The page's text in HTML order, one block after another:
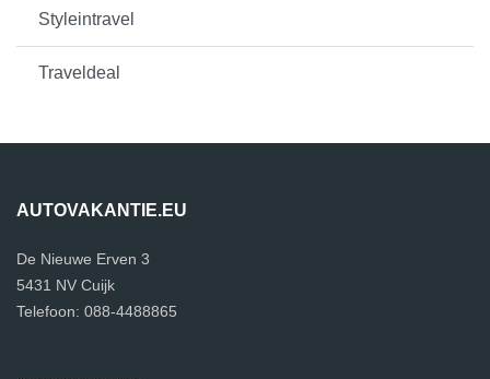
Styleintravel
Traveldeal
AUTOVAKANTIE.EU
De Nieuwe Erven 3
5431 NV Cuijk
Telefoon: 088-4488865